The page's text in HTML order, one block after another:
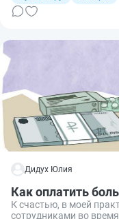
№ 201-ФЗ от
Разбираемся подробнее.
Дидух Юлия
Как оплатить
К счастью, в моей
сотрудниками во